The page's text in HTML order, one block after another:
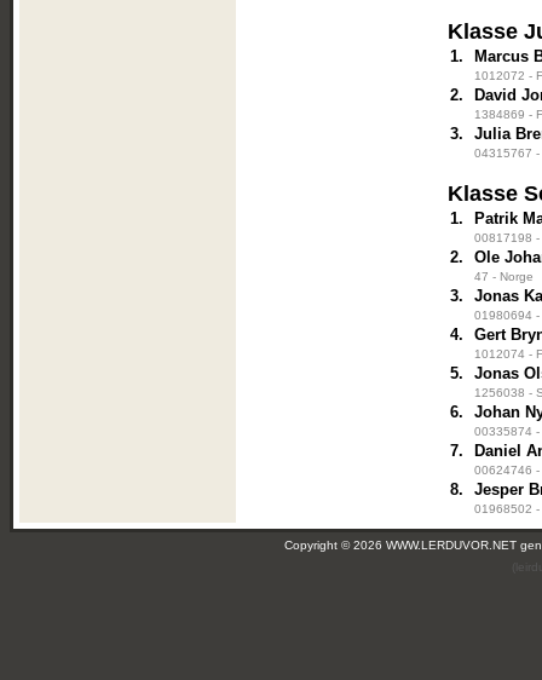
Klasse
1. Marcus
1012072 -
2. David
1384869 -
3. Julia
04315767 -
Klasse
1. Patrik
00817198
2. Ole
47 - Norge
3. Jonas
01980694
4. Gert
1012074 -
5. Jonas
1256038 -
6. Johan
00335874 -
7. Daniel
00624746
8. Jesper
01968502 -
Copyright © 2026 WWW.LERDUVOR.NET